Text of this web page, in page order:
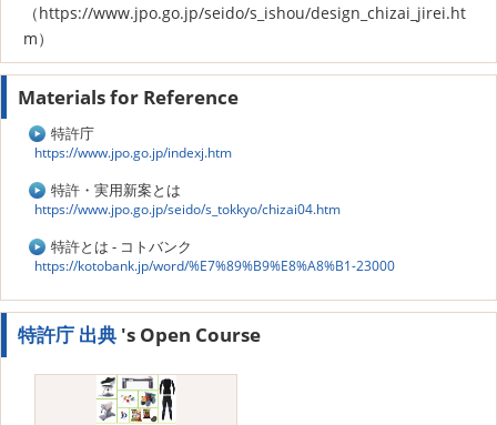
（https://www.jpo.go.jp/seido/s_ishou/design_chizai_jirei.ht
m）
Materials for Reference
特許庁
https://www.jpo.go.jp/indexj.htm
特許・実用新案とは
https://www.jpo.go.jp/seido/s_tokkyo/chizai04.htm
特許とは - コトバンク
https://kotobank.jp/word/%E7%89%B9%E8%A8%B1-23000
特許庁 出典 's Open Course